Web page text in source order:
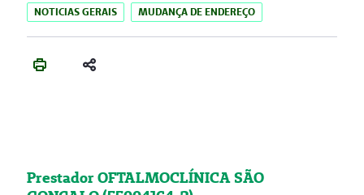
NOTICIAS GERAIS MUDANÇA DE ENDEREÇO
Prestador OFTALMOCLÍNICA SÃO